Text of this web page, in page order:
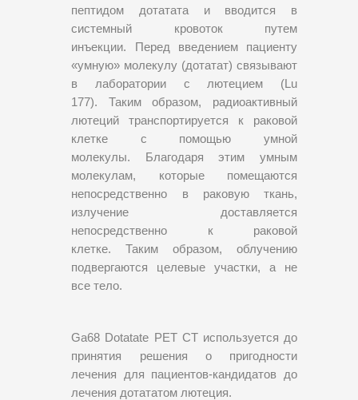
пептидом дотатата и вводится в
системный кровоток путем
инъекции. Перед введением пациенту
«умную» молекулу (дотатат) связывают
в лаборатории с лютецием (Lu
177). Таким образом, радиоактивный
лютеций транспортируется к раковой
клетке с помощью умной
молекулы. Благодаря этим умным
молекулам, которые помещаются
непосредственно в раковую ткань,
излучение доставляется
непосредственно к раковой
клетке. Таким образом, облучению
подвергаются целевые участки, а не
все тело.
Ga68 Dotatate PET CT используется до
принятия решения о пригодности
лечения для пациентов-кандидатов до
лечения дотататом лютеция.